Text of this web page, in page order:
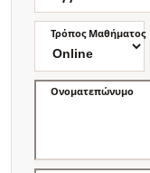
Τρόπος Μαθήματος
Ονοματεπώνυμο